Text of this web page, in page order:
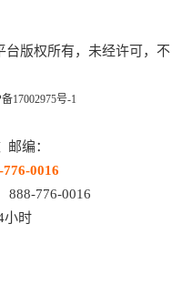
台版权所有，未经许可，不
17002975号-1
编：
0016
888-776-0016
小时